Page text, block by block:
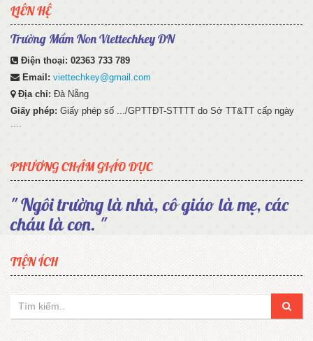
LIÊN HỆ
Trường Mầm Non Viettechkey DN
Điện thoại: 02363 733 789
Email: viettechkey@gmail.com
Địa chỉ: Đà Nẵng
Giấy phép: Giấy phép số .../GPTTĐT-STTTT do Sở TT&TT cấp ngày
....
PHƯƠNG CHÂM GIÁO DỤC
" Ngôi trường là nhà, cô giáo là mẹ, các
cháu là con. "
TIỆN ÍCH